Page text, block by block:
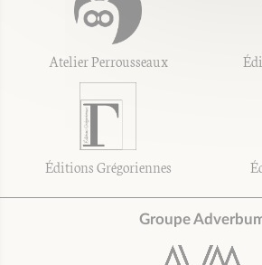
Atelier Perrousseaux
Éditions Grégoriennes
Groupe